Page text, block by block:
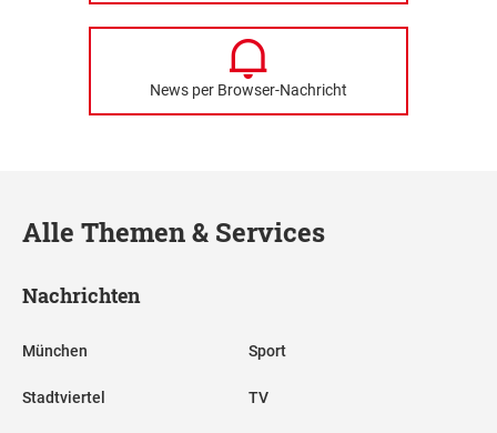
News per Browser-Nachricht
Alle Themen & Services
Nachrichten
München
Stadtviertel
Sport
TV